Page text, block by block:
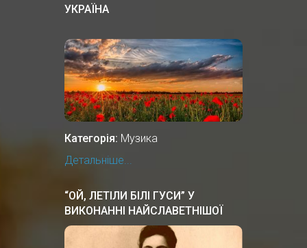
УКРАЇНА
Категорія: Музика
Детальніше...
“ОЙ, ЛЕТІЛИ БІЛІ ГУСИ” У
ВИКОНАННІ НАЙСЛАВЕТНІШОЇ
ОПЕРНОЇ СПІВАЧКИ СОЛОМIЇ
КРУШЕЛЬНИЦЬКОЇ